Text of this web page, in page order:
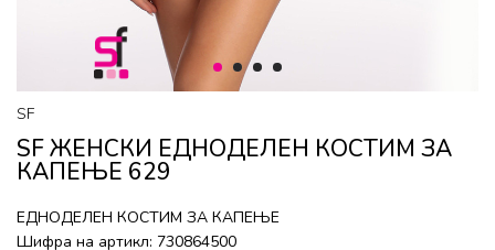
1 2 3 4
SF
SF ЖЕНСКИ ЕДНОДЕЛЕН КОСТИМ ЗА
КАПЕЊЕ 629
ЕДНОДЕЛЕН КОСТИМ ЗА КАПЕЊЕ
Шифра на артикл: 730864500